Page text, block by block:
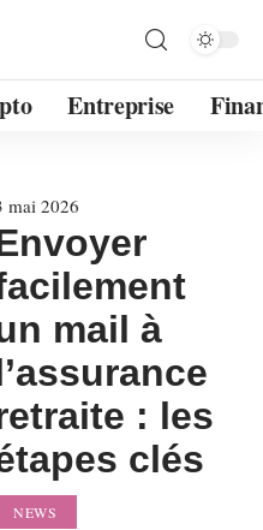
Entreprise
mai 2026
mail à
: les
clés
NEWS